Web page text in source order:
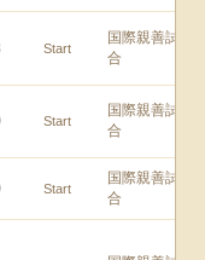
Start
国際親善試
合
Start
国際親善試
合
Start
国際親善試
合